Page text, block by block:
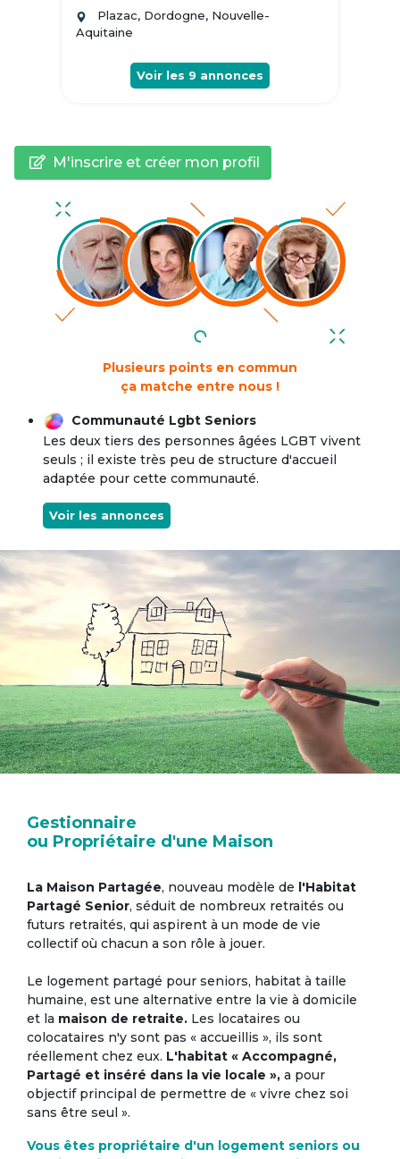
Plazac, Dordogne, Nouvelle-
Aquitaine
Voir les 9 annonces
M'inscrire et créer mon profil
Plusieurs points en commun
ça matche entre nous !
Communauté Lgbt Seniors
Les deux tiers des personnes âgées LGBT vivent
seuls ; il existe très peu de structure d'accueil
adaptée pour cette communauté.
Voir les annonces
Gestionnaire
ou Propriétaire d'une Maison
La Maison Partagée, nouveau modèle de l'Habitat
Partagé Senior, séduit de nombreux retraités ou
futurs retraités, qui aspirent à un mode de vie
collectif où chacun a son rôle à jouer.
Le logement partagé pour seniors, habitat à taille
humaine, est une alternative entre la vie à domicile
et la maison de retraite. Les locataires ou
colocataires n'y sont pas « accueillis », ils sont
réellement chez eux. L'habitat « Accompagné,
Partagé et inséré dans la vie locale », a pour
objectif principal de permettre de « vivre chez soi
sans être seul ».
Vous êtes propriétaire d'un logement seniors ou